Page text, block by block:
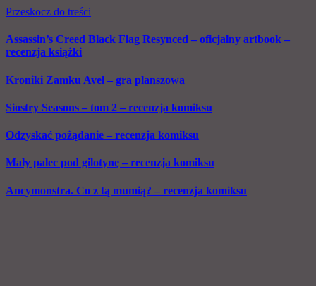
Przeskocz do treści
Assassin’s Creed Black Flag Resynced – oficjalny artbook –
recenzja książki
Kroniki Zamku Avel – gra planszowa
Siostry Seasons – tom 2 – recenzja komiksu
Odzyskać pożądanie – recenzja komiksu
Mały palec pod gilotynę – recenzja komiksu
Ancymonstra. Co z tą mumią? – recenzja komiksu